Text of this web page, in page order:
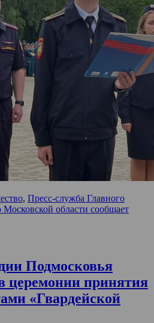
, Пресс-служба Главного
области сообщает
Подмосковья
церемонии принятия
«Гвардейской